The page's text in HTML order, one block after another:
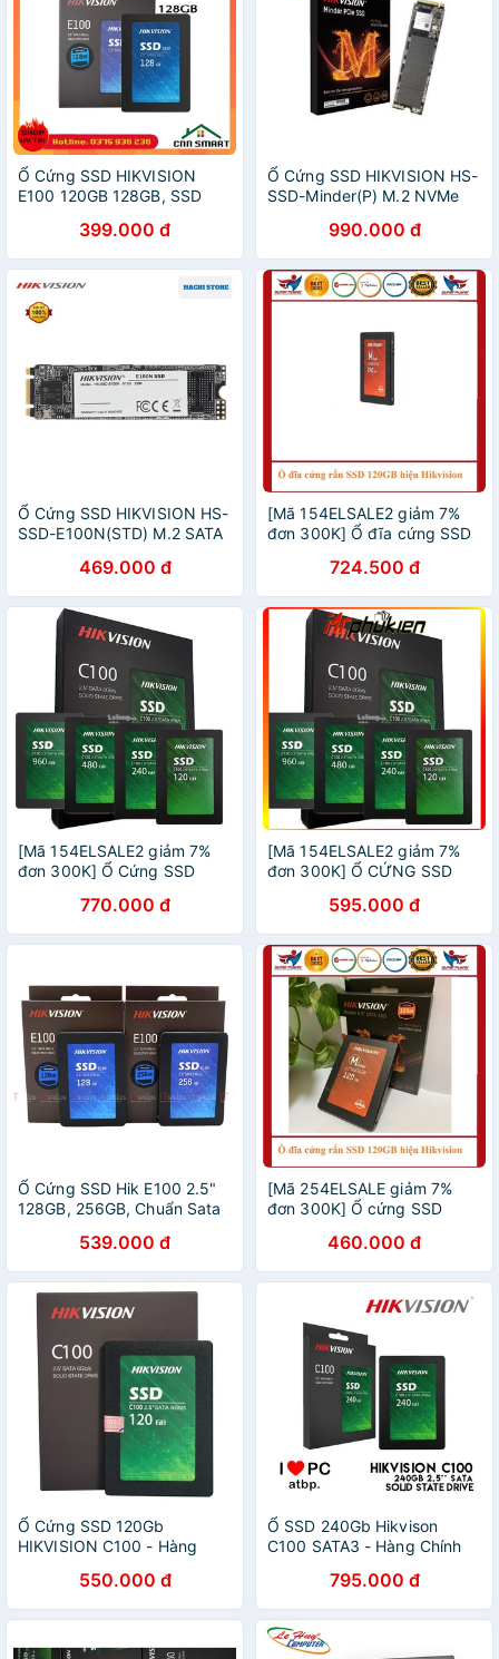
Ổ Cứng SSD HIKVISION
E100 120GB 128GB, SSD
240GB, EEKOO 120GB
128GB 240GB - Chính hãng
BH36TH
399.000 đ
Ổ Cứng SSD HIKVISION HS-
SSD-Minder(P) M.2 NVMe
990.000 đ
Ổ Cứng SSD HIKVISION HS-
SSD-E100N(STD) M.2 SATA
469.000 đ
[Mã 154ELSALE2 giảm 7%
đơn 300K] Ổ đĩa cứng SSD
724.500 đ
[Mã 154ELSALE2 giảm 7%
đơn 300K] Ổ Cứng SSD
Máy Tính Bàn SSD Hik vision
120G
770.000 đ
[Mã 154ELSALE2 giảm 7%
đơn 300K] Ổ CỨNG SSD
HÀNG CHÍNH HÃNG -
MrPhukien
595.000 đ
Ổ Cứng SSD Hik E100 2.5"
128GB, 256GB, Chuẩn Sata
MB/s, Chính Hãng, Bảo Hành
36 Tháng 1 Đổi 1
539.000 đ
[Mã 254ELSALE giảm 7%
đơn 300K] Ổ cứng SSD
460.000 đ
Ổ Cứng SSD 120Gb
HIKVISION C100 - Hàng
550.000 đ
Ổ SSD 240Gb Hikvison
C100 SATA3 - Hàng Chính
795.000 đ